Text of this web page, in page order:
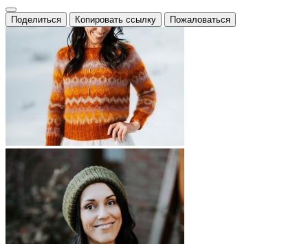
Поделиться Копировать ссылку Пожаловаться